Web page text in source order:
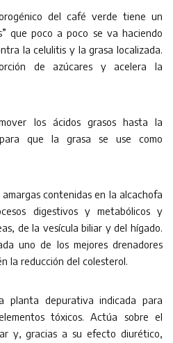
del café verde tiene un
que poco a poco se va haciendo
la celulitis y la grasa localizada.
de azúcares y acelera la
los ácidos grasos hasta la
que la grasa se use como
amargas contenidas en la alcachofa
digestivos y metabólicos y
de la vesícula biliar y del hígado.
uno de los mejores drenadores
la reducción del colesterol.
planta depurativa indicada para
tóxicos. Actúa sobre el
y, gracias a su efecto diurético,